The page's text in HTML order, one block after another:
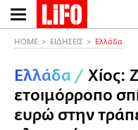
Παράκαμψη
προς
περιεχόμενο
HOME ΕΙΔΗΣΕΙΣ Ελλάδα
Ελλάδα / Χίος:
ετοιμόρροπο
ευρώ στην